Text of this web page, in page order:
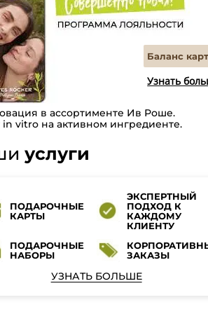
Баланс
Узнать
в ассортименте Ив Роше.
in vitro на активном ингредиенте.
услуги
ПОДАРОЧНЫЕ
КАРТЫ
ЭКСПЕРТНЫЙ
ПОДХОД К
КАЖДОМУ
КЛИЕНТУ
ПОДАРОЧНЫЕ
НАБОРЫ
ЗАКАЗЫ
УЗНАТЬ БОЛЬШЕ